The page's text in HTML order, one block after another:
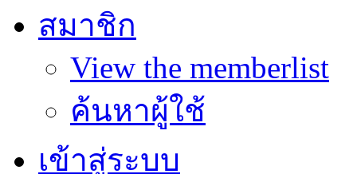
สมาชิก
View the memberlist
ค้นหาผู้ใช้
เข้าสู่ระบบ